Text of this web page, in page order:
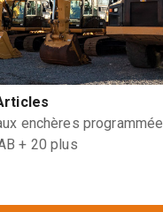
enchères programmée
+ 20 plus